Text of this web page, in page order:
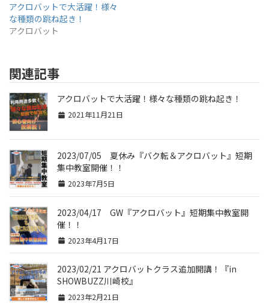
アクロバットで大活躍！様々
な種類の跳ね起き！
アクロバット
関連記事
アクロバットで大活躍！様々な種類の跳ね起き！
2021年11月21日
2023/07/05 夏休み『バク転＆アクロバット』短期
集中教室開催！！
2023年7月5日
2023/04/17 GW『アクロバット』短期集中教室開
催！！
2023年4月17日
2023/02/21 アクロバットクラス追加開講！『in
SHOWBUZZ川崎校』
2023年2月21日